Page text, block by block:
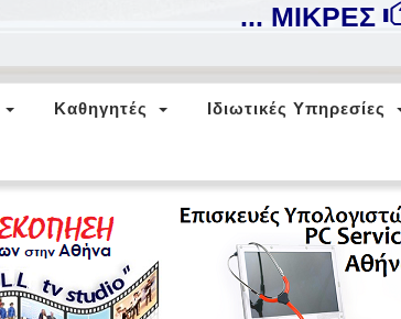
... ΜΙΚΡΕΣ
Καθηγητές Ιδιωτικές Υπηρεσίες